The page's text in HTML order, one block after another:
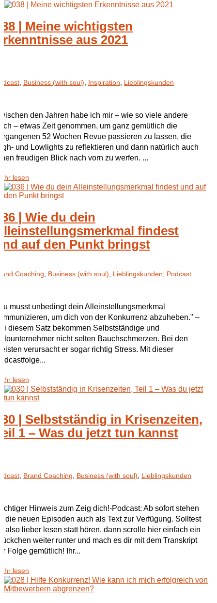
| Meine wichtigsten
aus 2021
, Business (with soul), Inspiration, Lieblingskunden
den Jahren habe ich mir – wie so viele andere
– etwas Zeit genommen, um ganz gemütlich die
52 Wochen Revue passieren zu lassen, die
und Lowlights zu reflektieren und dann natürlich auch
freudigen Blick nach vorn zu werfen. ...
lesen
| Wie du dein
findest
auf den Punkt bringst
Coaching Business (with soul) Lieblingskunden Podcast
musst unbedingt dein Alleinstellungsmerkmal
um dich von der Konkurrenz abzuheben." –
diesem Satz bekommen Selbstständige und
nicht selten Bauchschmerzen. Bei den
verursacht er sogar richtig Stress. Mit dieser
lesen
| Selbstständig in Krisenzeiten,
1 – Was du jetzt tun kannst
, Brand Coaching, Business (with soul), Lieblingskunden
Hinweis zum Zeig dich!-Podcast: Ab sofort stehen
die neuen Episoden auch als Text zur Verfügung. Solltest
also lieber lesen statt hören, dann scrolle hier einfach ein
weiter runter und mach es dir mit dem Transkript
Folge gemütlich! Ihr...
lesen